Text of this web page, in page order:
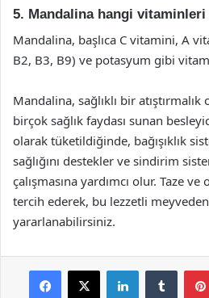
5. Mandalina hangi
Mandalina, başlıca C vitamini, A
B2, B3, B9) ve potasyum gibi
Mandalina, sağlıklı bir atıştırmalık
birçok sağlık faydası sunan
olarak tüketildiğinde, bağışıklık
sağlığını destekler ve sindirim
çalışmasına yardımcı olur. Taze
tercih ederek, bu lezzetli
yararlanabilirsiniz.
Facebook
X LinkedIn